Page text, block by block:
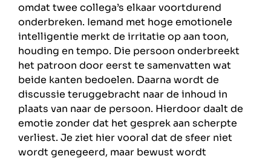
omdat twee collega’s elkaar voortdurend
onderbreken. Iemand met hoge emotionele
intelligentie merkt de irritatie op aan toon,
houding en tempo. Die persoon onderbreekt
het patroon door eerst te samenvatten wat
beide kanten bedoelen. Daarna wordt de
discussie teruggebracht naar de inhoud in
plaats van naar de persoon. Hierdoor daalt de
emotie zonder dat het gesprek aan scherpte
verliest. Je ziet hier vooral dat de sfeer niet
wordt genegeerd, maar bewust wordt